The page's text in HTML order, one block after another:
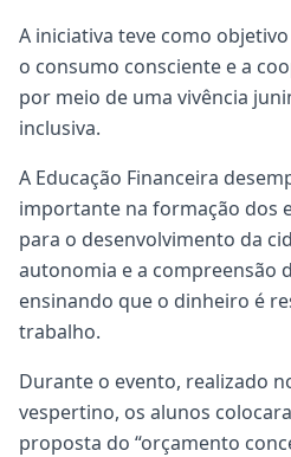
A iniciativa teve como
o consumo consciente e a
por meio de uma vivência
inclusiva.
A Educação Financeira
importante na formação dos
para o desenvolvimento da
autonomia e a compreensão
ensinando que o dinheiro é
trabalho.
Durante o evento, realizado
vespertino, os alunos
proposta do “orçamento